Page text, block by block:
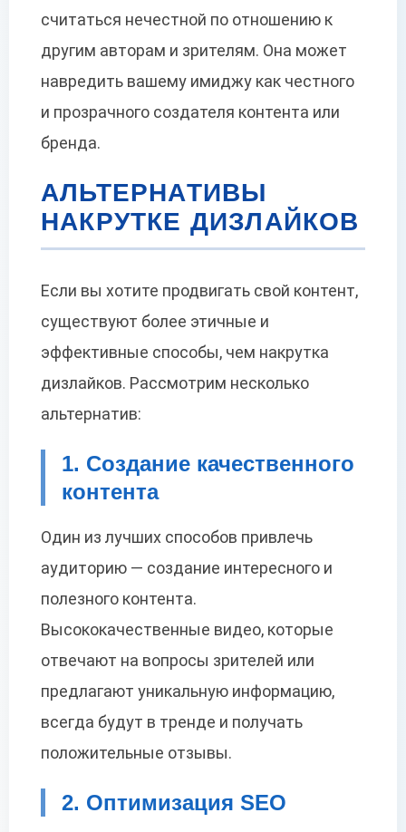
считаться нечестной по отношению к
другим авторам и зрителям. Она может
навредить вашему имиджу как честного
и прозрачного создателя контента или
бренда.
АЛЬТЕРНАТИВЫ
НАКРУТКЕ ДИЗЛАЙКОВ
Если вы хотите продвигать свой контент,
существуют более этичные и
эффективные способы, чем накрутка
дизлайков. Рассмотрим несколько
альтернатив:
1. Создание качественного
контента
Один из лучших способов привлечь
аудиторию — создание интересного и
полезного контента.
Высококачественные видео, которые
отвечают на вопросы зрителей или
предлагают уникальную информацию,
всегда будут в тренде и получать
положительные отзывы.
2. Оптимизация SEO